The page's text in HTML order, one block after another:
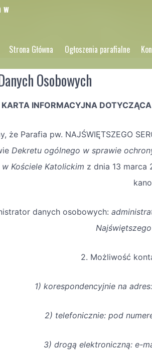
w
Strona Główna Ogłoszenia parafialne
Osobowych
KARTA INFORMACYJNA
że Parafia pw. NAJŚWIĘTSZEGO
Dekretu ogólnego w sprawie
Kościele Katolickim z dnia 13 marca
danych osobowych:
2. Możliwość
1) korespondencyjnie na
2) telefonicznie: pod
3) drogą elektroniczną: e-